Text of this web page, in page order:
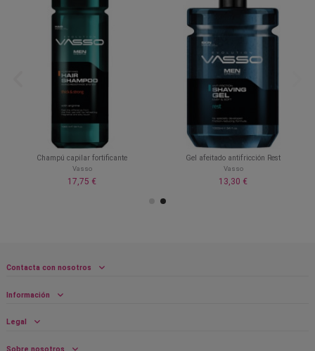
Champú capilar fortificante
Vasso
17,75 €
Gel afeitado antifricción Rest
Vasso
13,30 €
Contacta con nosotros
Información
Legal